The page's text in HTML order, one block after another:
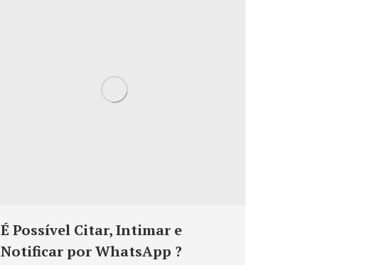
É Possível Citar, Intimar e
Notificar por WhatsApp ?